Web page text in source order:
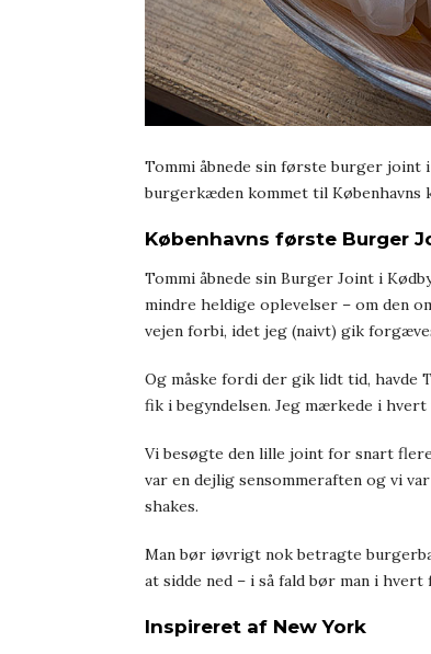
Tommi åbnede sin første burger joint
burgerkæden kommet til Københavns
Københavns første Burger
Tommi åbnede sin Burger Joint i
mindre heldige oplevelser – om den
vejen forbi, idet jeg (naivt) gik
Og måske fordi der gik lidt tid, havde
fik i begyndelsen. Jeg mærkede i
Vi besøgte den lille joint for snart
var en dejlig sensommeraften og vi
shakes.
Man bør iøvrigt nok betragte
at sidde ned – i så fald bør man i
Inspireret af New York